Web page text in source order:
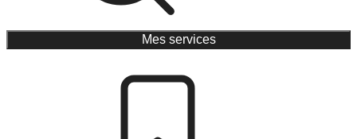
Mes services